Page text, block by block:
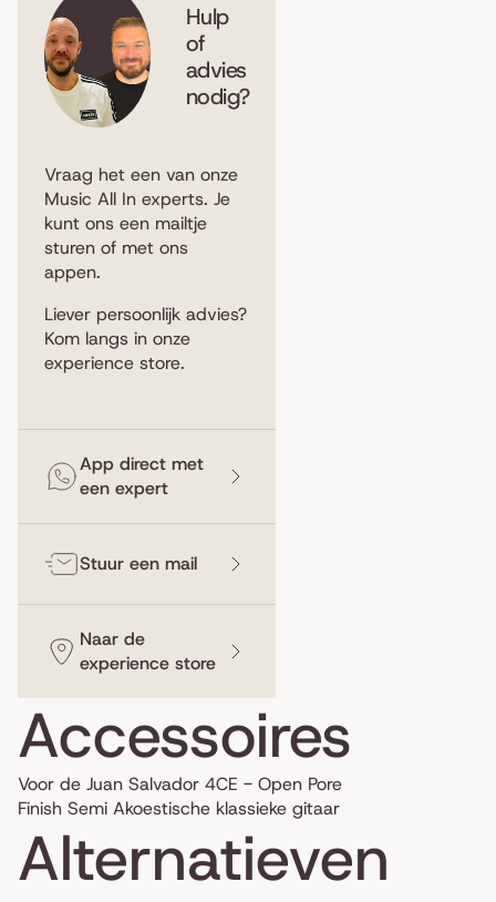
Hulp
of
advies
nodig?
Vraag het een van onze
Music All In experts. Je
kunt ons een mailtje
sturen of met ons
appen.
Liever persoonlijk advies?
Kom langs in onze
experience store.
App direct met
een expert
Stuur een mail
Naar de
experience store
Accessoires
Voor de Juan Salvador 4CE - Open Pore
Finish Semi Akoestische klassieke gitaar
Alternatieven